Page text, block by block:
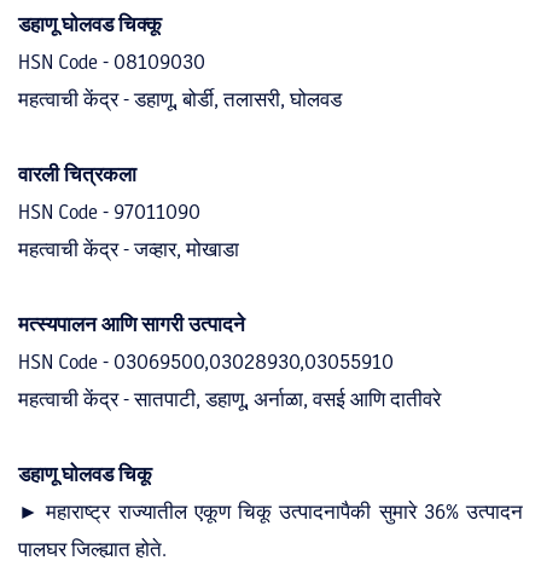
पर्यटक मार्गदर्शक होम स्टे, बेड आणि ब्रेकफास्ट
कृषी पर्यटन
डहाणू घोलवड चिक्कू
HSN Code - 08109030
महत्वाची केंद्र - डहाणू, बोर्डी, तलासरी, घोलवड
वारली चित्रकला
HSN Code - 97011090
महत्वाची केंद्र - जव्हार, मोखाडा
मत्स्यपालन आणि सागरी उत्पादने
HSN Code - 03069500,03028930,03055910
महत्वाची केंद्र - सातपाटी, डहाणू, अर्नाळा, वसई आणि दातीवरे
डहाणू घोलवड चिकू
► महाराष्ट्र राज्यातील एकूण चिकू उत्पादनापैकी सुमारे 36% उत्पादन
पालघर जिल्ह्यात होते.